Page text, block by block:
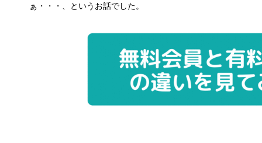
ぁ・・・、というお話でした。